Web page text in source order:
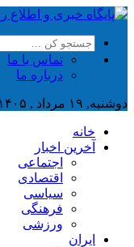
تماس با ما
درباره ما
دوشنبه, ۱۹ مرداد , ۱۴۰۵
خانه
آخرین اخبار
اجتماعی
اقتصادی
سیاسی
فرهنگی
ورزشی
ایران